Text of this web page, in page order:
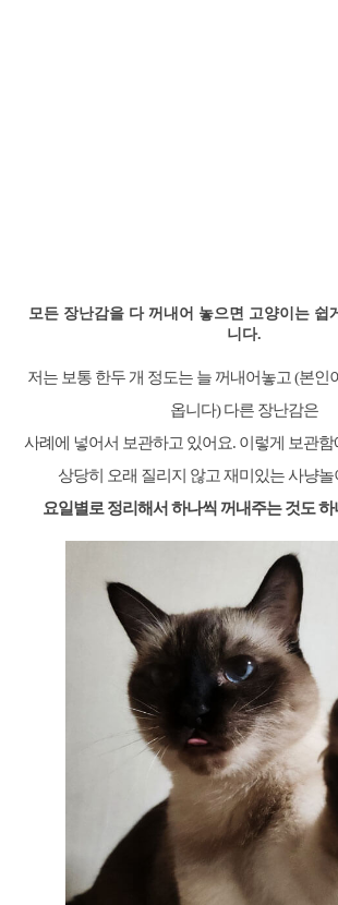
모든 장난감을 다 꺼내어 놓으면 고양이는 쉽
니다.
저는 보통 한두 개 정도는 늘 꺼내어놓고 (본인
옵니다) 다른 장난감은
사례에 넣어서 보관하고 있어요. 이렇게 보관함
상당히 오래 질리지 않고 재미있는 사냥놀
요일별로 정리해서 하나씩 꺼내주는 것도 하